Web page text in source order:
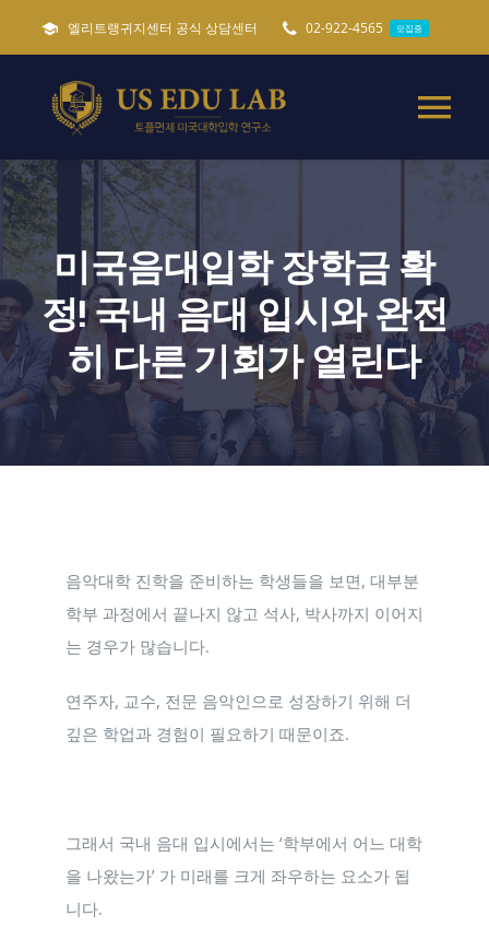
너
뛰
기
엘리트랭귀지센터 공식 상담센터 02-922-4565 모집중
미국유학준비 가이드 필독
토플면제 미국대학입학
특별 미국유학준비
캐나다 세네카대학교
미국음대입학 장학금 확
정! 국내 음대 입시와 완전
히 다른 기회가 열린다
음악대학 진학을 준비하는 학생들을 보면, 대부분
학부 과정에서 끝나지 않고 석사, 박사까지 이어지
는 경우가 많습니다.
연주자, 교수, 전문 음악인으로 성장하기 위해 더
깊은 학업과 경험이 필요하기 때문이죠.
그래서 국내 음대 입시에서는 ‘학부에서 어느 대학
을 나왔는가’ 가 미래를 크게 좌우하는 요소가 됩
니다.